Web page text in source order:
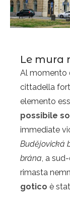
Le mura
Al momento
cittadella
elemento
possibile
immediate
Budějovická
brána , a
rimasta
gotico è